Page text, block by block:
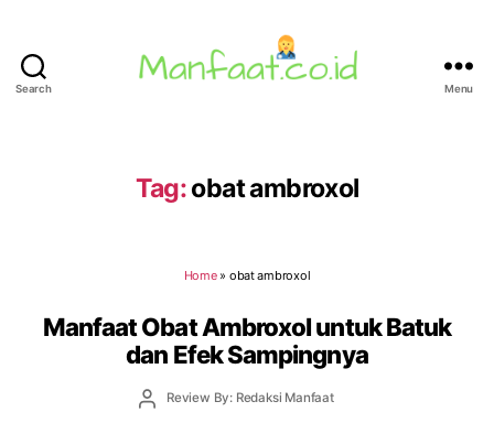
Search Menu
Tag:obat ambroxol
Home» obat ambroxol
Manfaat Obat Ambroxol untuk Batuk
dan Efek Sampingnya
PostReview By: Redaksi Manfaat